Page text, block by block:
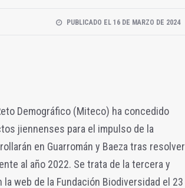
PUBLICADO EL 16 DE MARZO DE 2024
Demográfico (Miteco) ha concedido
jiennenses para el impulso de la
en Guarromán y Baeza tras resolver
al año 2022. Se trata de la tercera y
web de la Fundación Biodiversidad el 23